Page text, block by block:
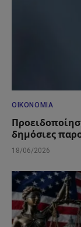
ΟΙΚΟΝΟΜΊΑ
δημόσιες
18/06/2026